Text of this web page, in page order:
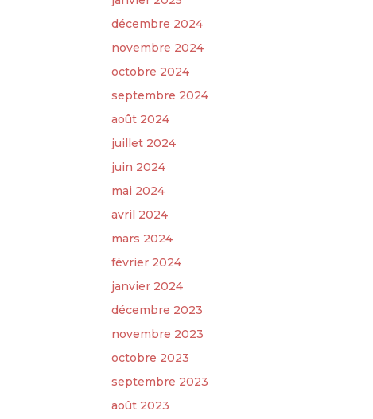
décembre 2024
novembre 2024
octobre 2024
septembre 2024
août 2024
juillet 2024
juin 2024
mai 2024
avril 2024
mars 2024
février 2024
janvier 2024
décembre 2023
novembre 2023
octobre 2023
septembre 2023
août 2023